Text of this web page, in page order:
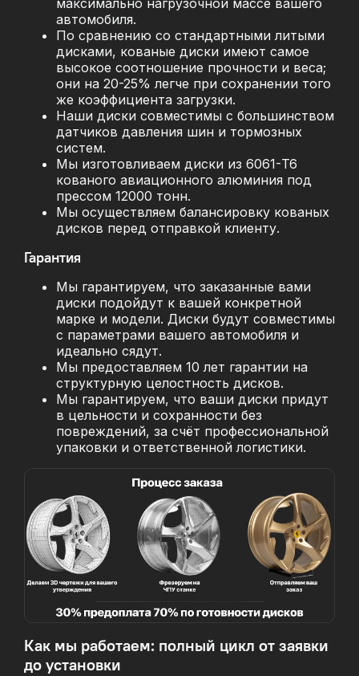
автомобиля.
По сравнению со стандартными литыми
дисками, кованые диски имеют самое
высокое соотношение прочности и веса;
они на 20-25% легче при сохранении того
же коэффициента загрузки.
Наши диски совместимы с большинством
датчиков давления шин и тормозных
систем.
Мы изготовливаем диски из 6061-T6
кованого авиационного алюминия под
прессом 12000 тонн.
Мы осуществляем балансировку кованых
дисков перед отправкой клиенту.
Гарантия
Мы гарантируем, что заказанные вами
диски подойдут к вашей конкретной
марке и модели. Диски будут совместимы
с параметрами вашего автомобиля и
идеально сядут.
Мы предоставляем 10 лет гарантии на
структурную целостность дисков.
Мы гарантируем, что ваши диски придут
в цельности и сохранности без
повреждений, за счёт профессиональной
упаковки и ответственной логистики.
Как мы работаем: полный цикл от заявки
до установки